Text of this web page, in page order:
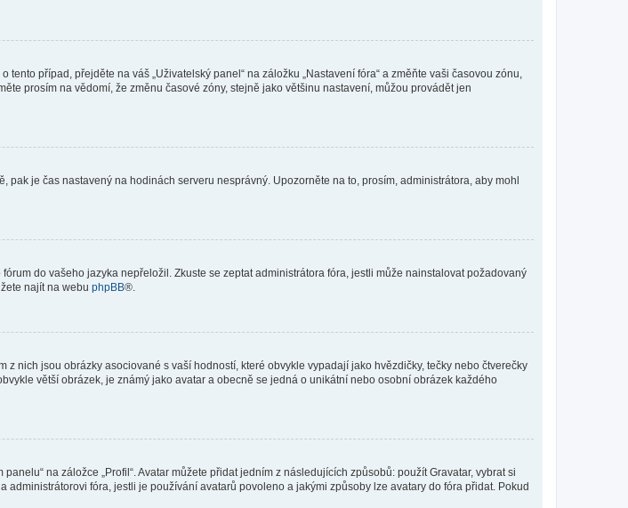
případ, přejděte na váš „Uživatelský panel“ na záložku „Nastavení fóra“ a změňte vaši časovou zónu,
prosím na vědomí, že změnu časové zóny, stejně jako většinu nastavení, můžou provádět jen
je čas nastavený na hodinách serveru nesprávný. Upozorněte na to, prosím, administrátora, aby mohl
do vašeho jazyka nepřeložil. Zkuste se zeptat administrátora fóra, jestli může nainstalovat požadovaný
najít na webu phpBB®.
nich jsou obrázky asociované s vaší hodností, které obvykle vypadají jako hvězdičky, tečky nebo čtverečky
větší obrázek, je známý jako avatar a obecně se jedná o unikátní nebo osobní obrázek každého
na záložce „Profil“. Avatar můžete přidat jedním z následujících způsobů: použít Gravatar, vybrat si
fóra, jestli je používání avatarů povoleno a jakými způsoby lze avatary do fóra přidat. Pokud